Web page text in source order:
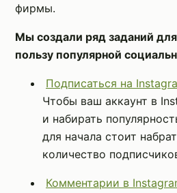
фирмы.
Мы создали ряд заданий
пользу популярной
Подписаться на
Чтобы ваш аккаунт в
и набирать
для начала стоит
количество
Комментарии в